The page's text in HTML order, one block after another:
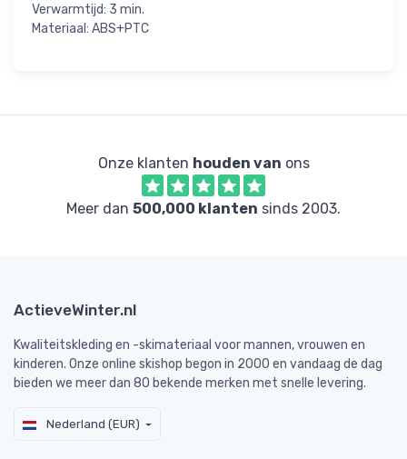
Verwarmtijd: 3 min.
Materiaal: ABS+PTC
Onze klanten houden van ons
Meer dan 500,000 klanten sinds 2003.
ActieveWinter.nl
Kwaliteitskleding en -skimateriaal voor mannen, vrouwen en
kinderen. Onze online skishop begon in 2000 en vandaag de dag
bieden we meer dan 80 bekende merken met snelle levering.
Nederland (EUR)